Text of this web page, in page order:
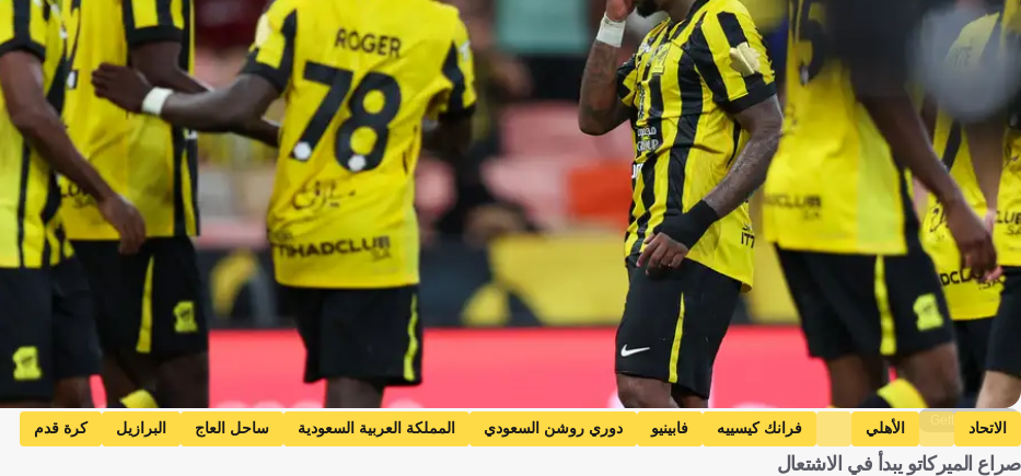
Getty Images
الاتحاد الأهلي فرانك كيسييه فابينيو دوري روشن السعودي المملكة العربية السعودية ساحل العاج البرازيل كرة قدم
صراع الميركاتو يبدأ في الاشتعال